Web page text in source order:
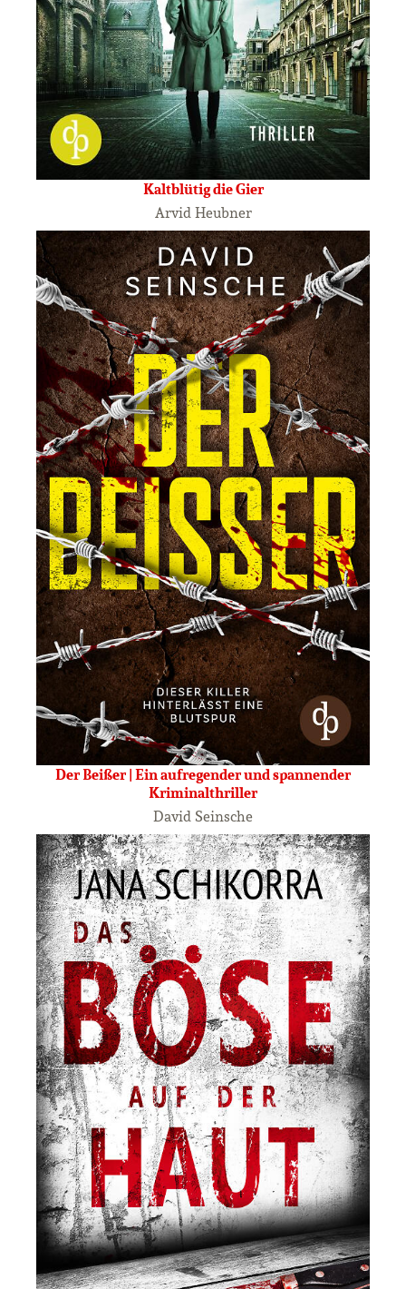
Kaltblütig die Gier
Arvid Heubner
Der Beißer | Ein aufregender und spannender
Kriminalthriller
David Seinsche